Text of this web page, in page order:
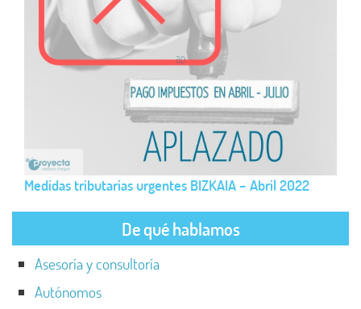
Medidas tributarias urgentes BIZKAIA – Abril 2022
De qué hablamos
Asesoría y consultoría
Autónomos